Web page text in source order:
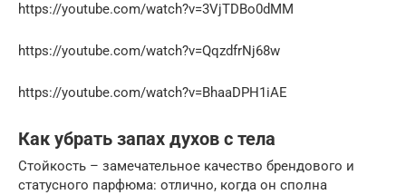
https://youtube.com/watch?v=3VjTDBo0dMM
https://youtube.com/watch?v=QqzdfrNj68w
https://youtube.com/watch?v=BhaaDPH1iAE
Как убрать запах духов с тела
Стойкость – замечательное качество брендового и
статусного парфюма: отлично, когда он сполна